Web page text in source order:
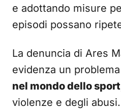
e adottando misure
episodi possano
La denuncia di Ares
evidenza un problema
nel mondo dello sport
violenze e degli